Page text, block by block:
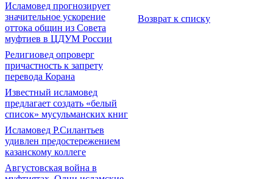
Исламовед прогнозирует
значительное ускорение
оттока общин из Совета
муфтиев в ЦДУМ России
Религиовед опроверг
причастность к запрету
перевода Корана
Известный исламовед
предлагает создать «белый
список» мусульманских книг
Исламовед Р.Силантьев
удивлен предостережением
казанскому коллеге
Августовская война в
Возврат к списку